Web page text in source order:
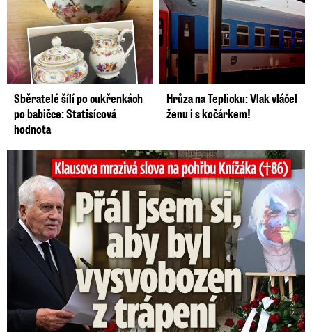
Sběratelé šílí po cukřenkách
po babičce: Statisícová
hodnota
Hrůza na Teplicku: Vlak vláčel
ženu i s kočárkem!
Klausova mrazivá slova na pohřbu Knížáka: Přál jsem si...